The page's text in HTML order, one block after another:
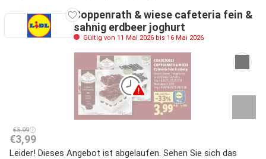
Coppenrath & wiese cafeteria fein &
sahnig erdbeer joghurt
Gültig von 11 Mai 2026 bis 16 Mai 2026
€5,99
€3,99
Leider! Dieses Angebot ist abgelaufen. Sehen Sie sich das